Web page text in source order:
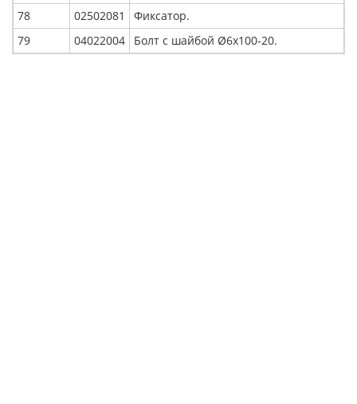
78
02502081
Фиксатор.
79
04022004 Болт с шайбой Ø6x100-20.